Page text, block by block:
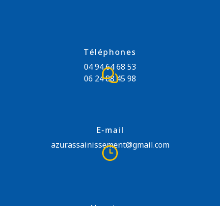
Téléphones
04 94 64 68 53
06 24 88 45 98
E-mail
azur.assainissement@gmail.com